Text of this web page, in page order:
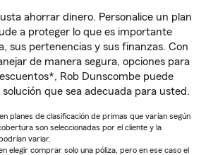
ahorrar dinero. Personalice un plan
a proteger lo que es importante
sus pertenencias y sus finanzas. Con
de manera segura, opciones para
Rob Dunscombe puede
que sea adecuada para usted.
planes de clasificación de primas que varían según
son seleccionadas por el cliente y la
variar.
elegir comprar solo una póliza, pero en ese caso el